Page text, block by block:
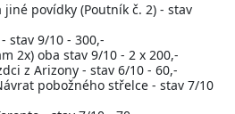
jiné povídky (Poutník č. 2) - stav
stav 9/10 - 300,-
2x) oba stav 9/10 - 2 x 200,-
z Arizony - stav 6/10 - 60,-
pobožného střelce - stav 7/10